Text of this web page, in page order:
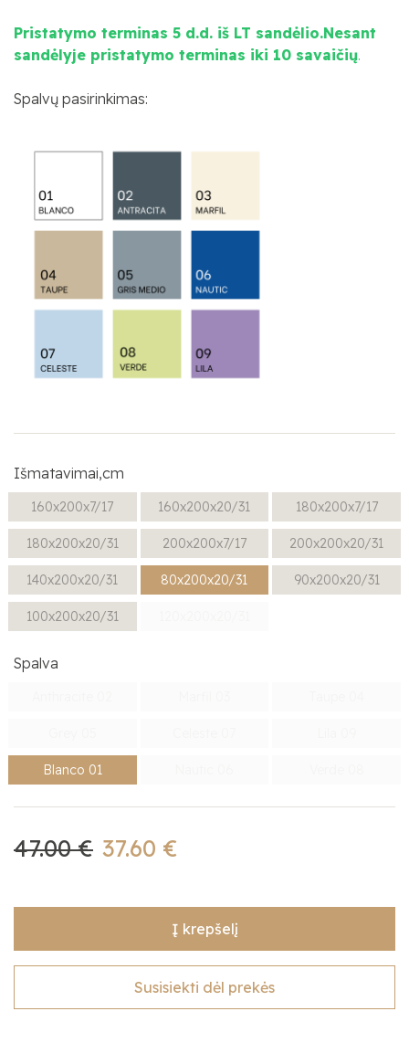
Pristatymo terminas 5 d.d. iš LT sandėlio.Nesant
sandėlyje pristatymo terminas iki 10 savaičių.
Spalvų pasirinkimas:
Išmatavimai,cm
160x200x7/17 160x200x20/31 180x200x7/17
180x200x20/31 200x200x7/17 200x200x20/31
140x200x20/31 80x200x20/31 90x200x20/31
100x200x20/31
Spalva
Blanco 01
37.60 €
47.00 €
Į krepšelį
Susisiekti dėl prekės